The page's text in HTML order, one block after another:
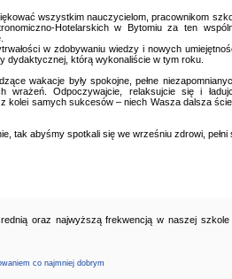
wszystkim nauczycielom, pracownikom
Hotelarskich w Bytomiu za ten
w zdobywaniu wiedzy i nowych
dydaktycznej, którą wykonaliście w tym roku.
wakacje były spokojne, pełne
wrażeń. Odpoczywajcie, relaksujcie się i
kolei samych sukcesów – niech Wasza dalsza
tak abyśmy spotkali się we wrześniu zdrowi, pełni
oraz najwyższą frekwencją w naszej szkole
co najmniej dobrym